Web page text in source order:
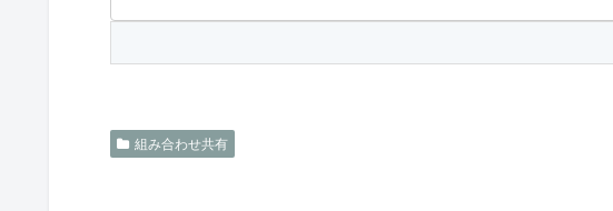
組み合わせ共有